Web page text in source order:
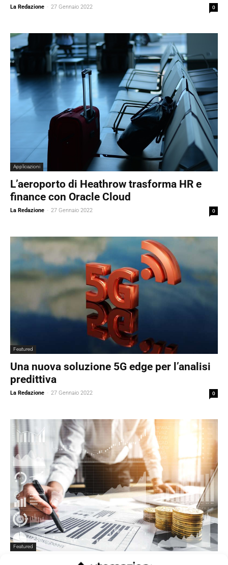
La Redazione - 27 Gennaio 2022 0
Applicazioni
L’aeroporto di Heathrow trasforma HR e
finance con Oracle Cloud
La Redazione - 27 Gennaio 2022 0
Featured
Una nuova soluzione 5G edge per l’analisi
predittiva
La Redazione - 27 Gennaio 2022 0
Featured